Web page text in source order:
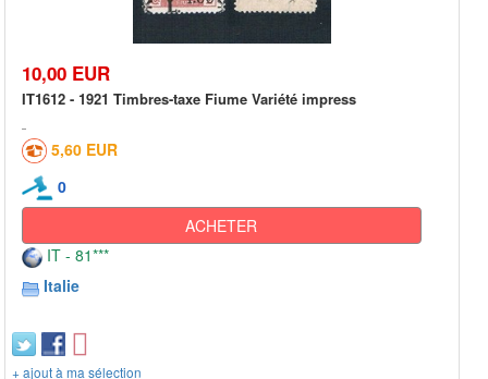
10,00 EUR
IT1612 - 1921 Timbres-taxe Fiume Variété impress
5,60 EUR
0
ACHETER
IT - 81***
Italie
+ ajout à ma sélection